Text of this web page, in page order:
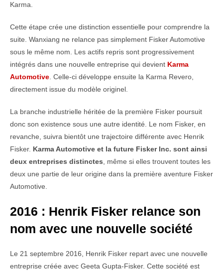
Karma.
Cette étape crée une distinction essentielle pour comprendre la
suite. Wanxiang ne relance pas simplement Fisker Automotive
sous le même nom. Les actifs repris sont progressivement
intégrés dans une nouvelle entreprise qui devient Karma
Automotive. Celle-ci développe ensuite la Karma Revero,
directement issue du modèle originel.
La branche industrielle héritée de la première Fisker poursuit
donc son existence sous une autre identité. Le nom Fisker, en
revanche, suivra bientôt une trajectoire différente avec Henrik
Fisker. Karma Automotive et la future Fisker Inc. sont ainsi
deux entreprises distinctes, même si elles trouvent toutes les
deux une partie de leur origine dans la première aventure Fisker
Automotive.
2016 : Henrik Fisker relance son
nom avec une nouvelle société
Le 21 septembre 2016, Henrik Fisker repart avec une nouvelle
entreprise créée avec Geeta Gupta-Fisker. Cette société est